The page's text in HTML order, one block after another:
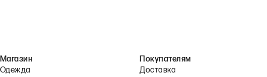
Магазин
Одежда
Покупателям
Доставка